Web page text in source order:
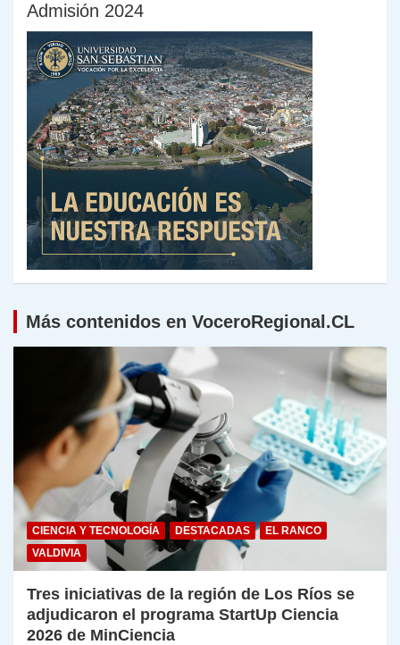
Admisión 2024
Más contenidos en VoceroRegional.CL
CIENCIA Y TECNOLOGÍA DESTACADAS
EL RANCO
VALDIVIA
Tres iniciativas de la región de Los Ríos se
adjudicaron el programa StartUp Ciencia
2026 de MinCiencia